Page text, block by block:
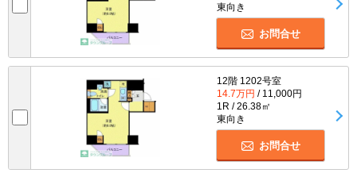
東向き
お問合せ
12階 1202号室
14.7万円 / 11,000円
1R / 26.38㎡
東向き
お問合せ